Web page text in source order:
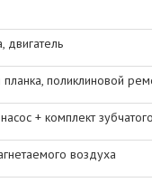
двигатель
планка, поликлиновой
+ комплект
воздуха